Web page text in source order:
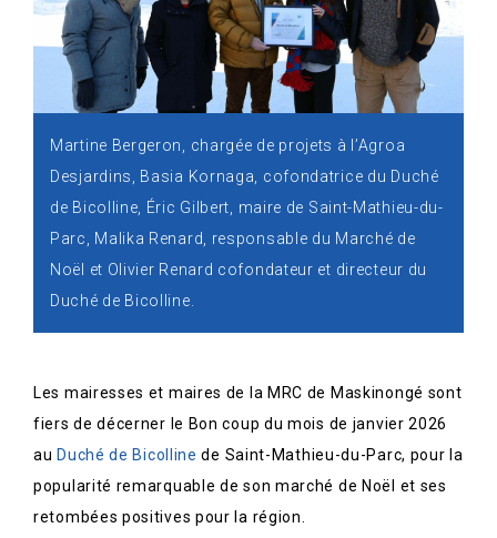
Martine Bergeron, chargée de projets à l’Agroa
Desjardins, Basia Kornaga, cofondatrice du Duché
de Bicolline, Éric Gilbert, maire de Saint-Mathieu-du-
Parc, Malika Renard, responsable du Marché de
Noël et Olivier Renard cofondateur et directeur du
Duché de Bicolline.
Les mairesses et maires de la MRC de Maskinongé sont
fiers de décerner le Bon coup du mois de janvier 2026
au Duché de Bicolline de Saint-Mathieu-du-Parc, pour la
popularité remarquable de son marché de Noël et ses
retombées positives pour la région.